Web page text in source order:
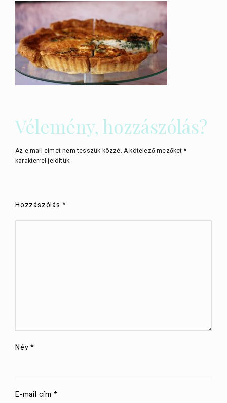
Vélemény, hozzászólás?
Az e-mail címet nem tesszük közzé. A kötelező mezőket *
karakterrel jelöltük
Hozzászólás *
Név*
E-mail cím *